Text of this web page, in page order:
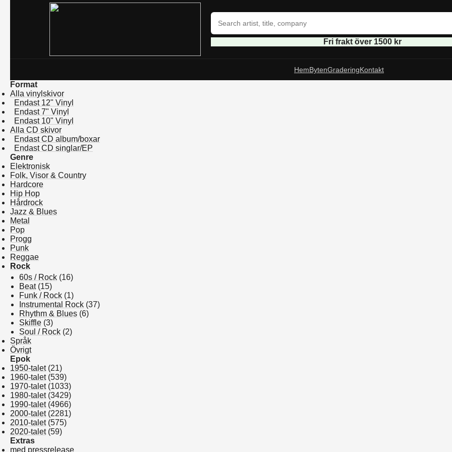
Fri frakt över 1500 kr
HemBytenGraderingKontakt
Format
Alla vinylskivor
Endast 12" Vinyl
Endast 7" Vinyl
Endast 10" Vinyl
Alla CD skivor
Endast CD album/boxar
Endast CD singlar/EP
Genre
Elektronisk
Folk, Visor & Country
Hardcore
Hip Hop
Hårdrock
Jazz & Blues
Metal
Pop
Progg
Punk
Reggae
Rock
60s / Rock (16)
Beat(15)
Funk / Rock (1)
Instrumental Rock (37)
Rhythm & Blues (6)
Skiffle (3)
Soul / Rock (2)
Språk
Övrigt
Epok
1950-talet(21)
1960-talet(539)
1970-talet(1033)
1980-talet(3429)
1990-talet(4966)
2000-talet(2281)
2010-talet(575)
2020-talet(59)
Extras
med pressrelease